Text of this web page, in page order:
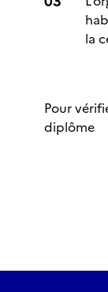
la
Pour
diplôme